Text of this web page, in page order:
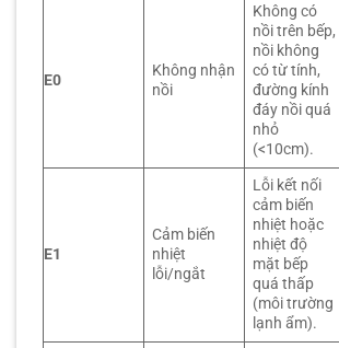
E0
Không nhận
nồi
Không có
nồi trên bếp,
nồi không
có từ tính,
đường kính
đáy nồi quá
nhỏ
(<10cm).
E1
Cảm biến
nhiệt
lỗi/ngắt
Lỗi kết nối
cảm biến
nhiệt hoặc
nhiệt độ
mặt bếp
quá thấp
(môi trường
lạnh ẩm).